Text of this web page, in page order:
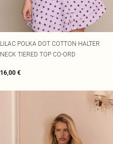
LILAC POLKA DOT COTTON HALTER
NECK TIERED TOP CO-ORD
16,00 €